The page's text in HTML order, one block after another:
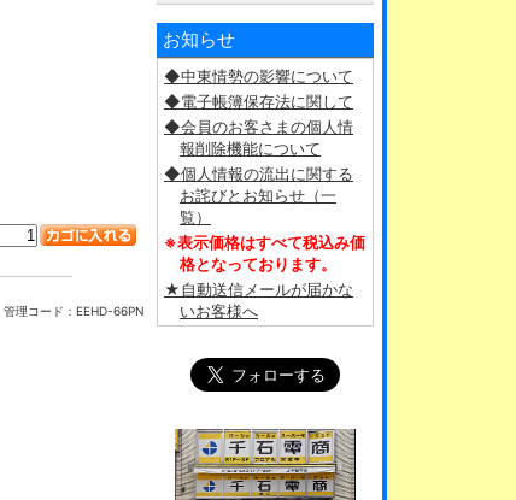
管理コード： EEHD-66PN
お知らせ
◆中東情勢の影響について
◆電子帳簿保存法に関して
◆会員のお客さまの個人情
報削除機能について
◆個人情報の流出に関する
お詫びとお知らせ（一
覧）
※表示価格はすべて税込み価
格となっております。
★自動送信メールが届かな
いお客様へ